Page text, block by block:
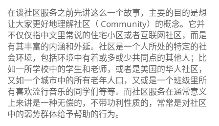
在谈社区服务之前先讲这么一个故事，主要的目的是想
让大家更好地理解社区（ Community）的概念。它并
不仅仅指中文里常说的住宅小区或者互联网社区，而是
有其丰富的内涵和外延。社区是一个人所处的特定的社
会环境，包括环境中有着或多或少共同点的其他人；比
如一所学校中的学生和老师，或者是美国的华人社区，
又如一个城市中的所有老年人口，又或是一个班级里所
有喜欢流行音乐的同学们等等。而社区服务在通常意义
上来讲是一种无偿的，不带功利性质的，常常是对社区
中的弱势群体给予帮助的行为。